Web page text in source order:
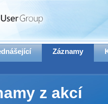
Záznamy
z akcí